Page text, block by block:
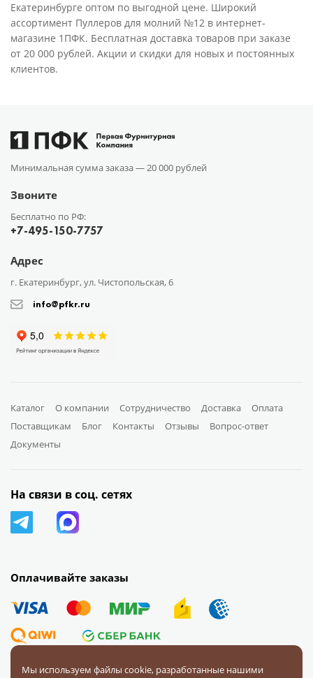
Екатеринбурге оптом по выгодной цене. Широкий
ассортимент Пуллеров для молний №12 в интернет-
магазине 1ПФК. Бесплатная доставка товаров при заказе
от 20 000 рублей. Акции и скидки для новых и постоянных
клиентов.
Минимальная сумма заказа —20 000 рублей
Звоните
Бесплатно по РФ:
+7-495-150-7757
Адрес
г. Екатеринбург, ул. Чистопольская, 6
info@pfkr.ru
Каталог О компании Сотрудничество Доставка
Оплата
Поставщикам
Блог Контакты Отзывы
Вопрос-ответ
Документы
Оплачивайте заказы
На связи в соц. сетях
Мы используем файлы cookie, разработанные нашими